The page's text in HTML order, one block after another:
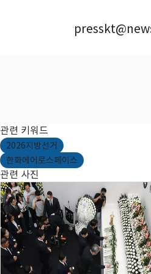
관련 키워드
2026지방선거
한화에어로스페이스
관련 사진